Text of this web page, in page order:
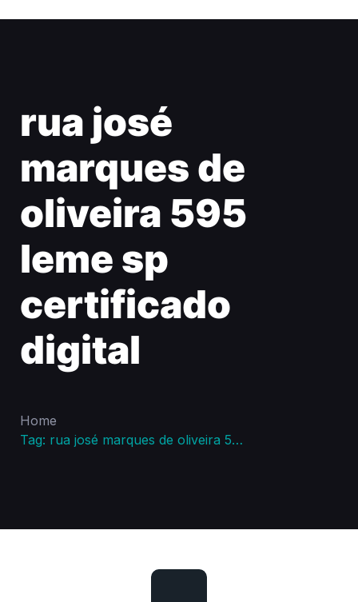
rua josé
marques de
oliveira 595
leme sp
certificado
digital
Home
Tag: rua josé marques de oliveira 595 leme sp certificado digital